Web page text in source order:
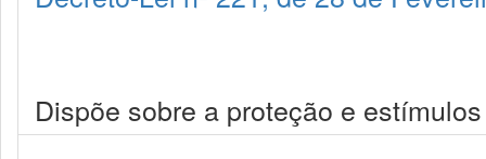
Dispõe sobre a proteção e